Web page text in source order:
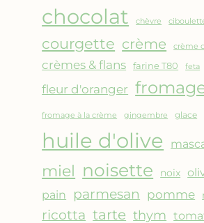
chocolat chèvre
courgette crème crème
crèmes & flans farine T80 feta
fleur d'oranger
fromage à la crème gingembre glace
huile d'olive
miel noisette noix
pain
parmesan pomme
ricotta tarte thym